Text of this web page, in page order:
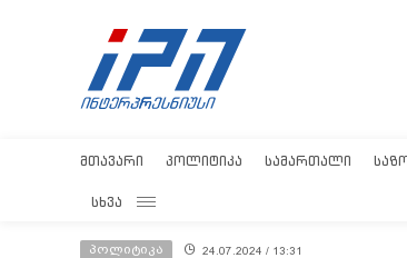
ᲛᲗᲐᲕᲐᲠᲘ ᲞᲝᲚᲘᲢᲘᲙᲐ ᲡᲐᲛᲐᲠᲗᲐᲚᲘ
ᲡᲮᲕᲐ
პოლიტიკა 24.07.2024 / 13:31